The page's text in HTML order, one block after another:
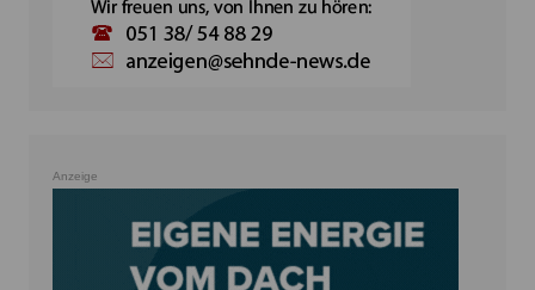
Anzeige